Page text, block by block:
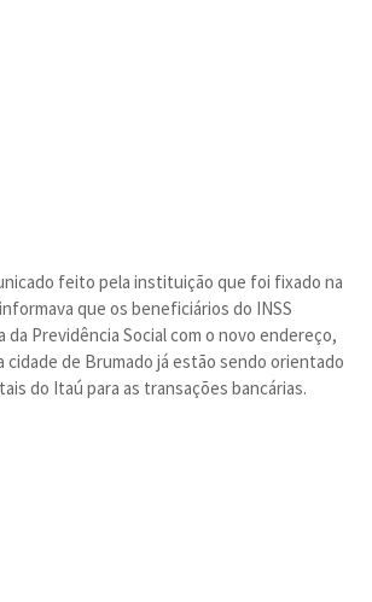
feito pela instituição que foi fixado na
que os beneficiários do INSS
da Previdência Social com o novo endereço,
cidade de Brumado já estão sendo orientado
do Itaú para as transações bancárias.